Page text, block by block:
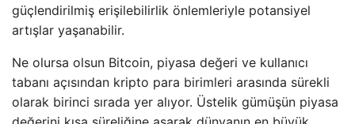
güçlendirilmiş erişilebilirlik önlemleriyle potansiyel
artışlar yaşanabilir.
Ne olursa olsun Bitcoin, piyasa değeri ve kullanıcı
tabanı açısından kripto para birimleri arasında sürekli
olarak birinci sırada yer alıyor. Üstelik gümüşün piyasa